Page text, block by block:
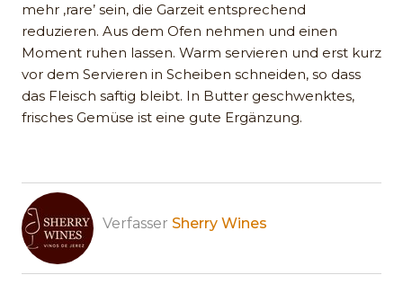
mehr ‚rare’ sein, die Garzeit entsprechend
reduzieren. Aus dem Ofen nehmen und einen
Moment ruhen lassen. Warm servieren und erst kurz
vor dem Servieren in Scheiben schneiden, so dass
das Fleisch saftig bleibt. In Butter geschwenktes,
frisches Gemüse ist eine gute Ergänzung.
Verfasser Sherry Wines